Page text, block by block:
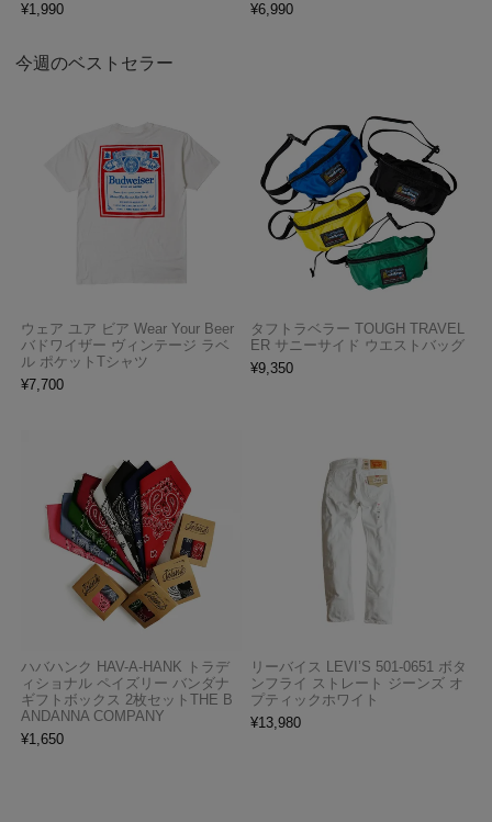
¥1,990
¥6,990
今週のベストセラー
ウェア ユア ビア Wear Your Beer
バドワイザー ヴィンテージ ラベ
ル ポケットTシャツ
¥7,700
タフトラベラー TOUGH TRAVEL
ER サニーサイド ウエストバッグ
¥9,350
ハバハンク HAV-A-HANK トラデ
ィショナル ペイズリー バンダナ
ギフトボックス 2枚セットTHE B
ANDANNA COMPANY
¥1,650
リーバイス LEVI’S 501-0651 ボタ
ンフライ ストレート ジーンズ オ
プティックホワイト
¥13,980